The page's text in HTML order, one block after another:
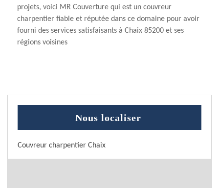
projets, voici MR Couverture qui est un couvreur
charpentier fiable et réputée dans ce domaine pour avoir
fourni des services satisfaisants à Chaix 85200 et ses
régions voisines
Nous localiser
Couvreur charpentier Chaix